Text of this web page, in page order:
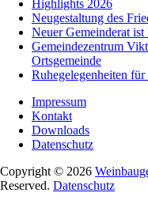
Highlights 2026
Neugestaltung des
Neuer Gemeinderat
Gemeindezentrum
Ortsgemeinde
Ruhegelegenheiten für
Impressum
Kontakt
Downloads
Datenschutz
Copyright © 2026
Reserved. Datenschutz